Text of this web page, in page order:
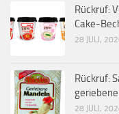
Rückruf:
Cake-
28 JULI,
Rückruf:
28 JULI,